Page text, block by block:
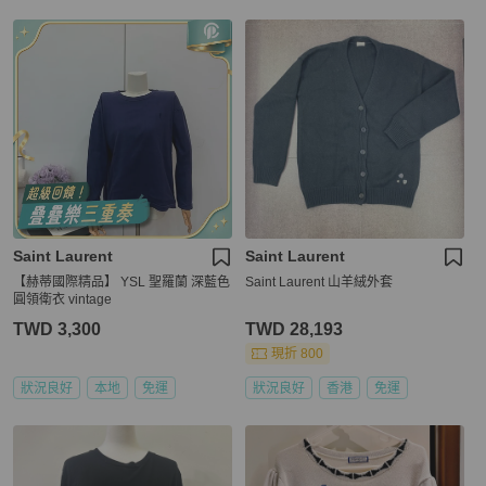
Saint Laurent
【赫蒂國際精品】 YSL 聖羅蘭 深藍色
圓領衛衣 vintage
TWD 3,300
狀況良好 本地 免運
Saint Laurent
Saint Laurent 山羊絨外套
TWD 28,193
現折 800
狀況良好 香港 免運